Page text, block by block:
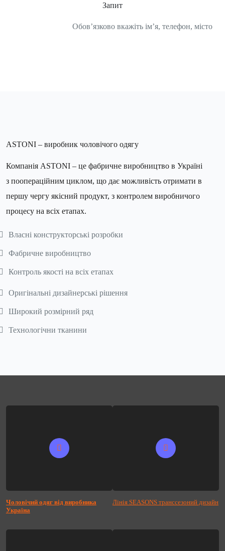
Запит
Обов’язково вкажіть ім’я, телефон, місто
ASTONI – виробник чоловічого одягу
Компанія ASTONI – це фабричне виробництво в Україні
з поопераційним циклом, що дає можливість отримати в
першу чергу якісний продукт, з контролем виробничого
процесу на всіх етапах.
Власні конструкторські розробки
Фабричне виробництво
Контроль якості на всіх етапах
Оригінальні дизайнерські рішення
Широкий розмірний ряд
Технологічни тканини
Чоловічий одяг від виробника
Україна
Лінія SEASONS транссезоний дизайн